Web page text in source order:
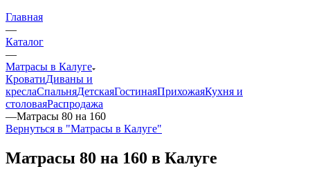
Главная
—
Каталог
—
Матрасы в Калуге
КроватиДиваны и
креслаСпальняДетскаяГостинаяПрихожаяКухня и
столоваяРаспродажа
—Матрасы 80 на 160
Вернуться в "Матрасы в Калуге"
Матрасы 80 на 160 в Калуге